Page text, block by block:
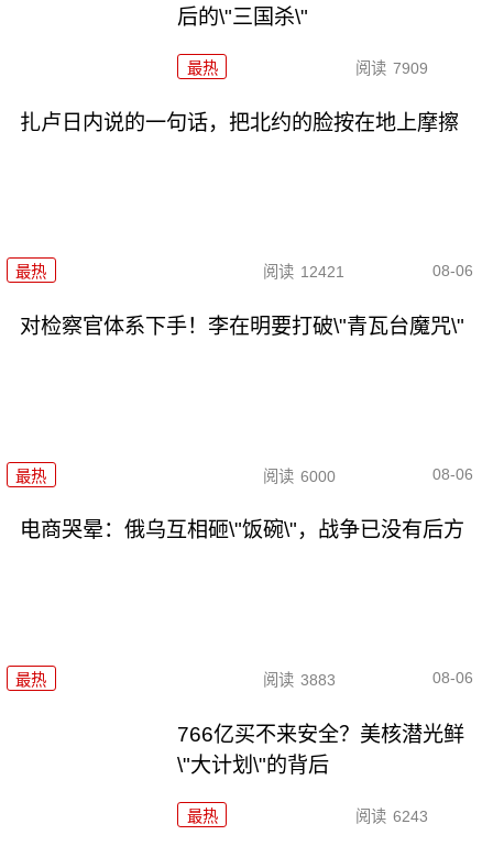
后的\"三国杀\"
最热 阅读 7909
扎卢日内说的一句话，把北约的脸按在地上摩擦
最热 阅读 12421 08-06
对检察官体系下手！李在明要打破\"青瓦台魔咒\"
最热 阅读 6000 08-06
电商哭晕：俄乌互相砸\"饭碗\"，战争已没有后方
最热 阅读 3883 08-06
766亿买不来安全？美核潜光鲜
\"大计划\"的背后
最热 阅读 6243